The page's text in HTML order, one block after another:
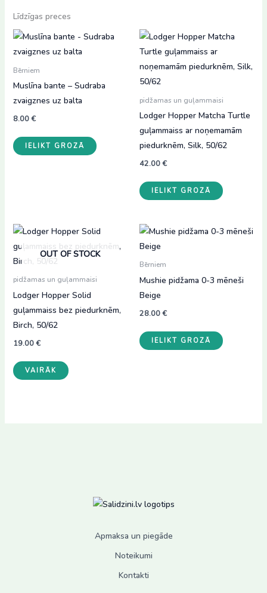
Līdzīgas preces
Bērniem
Muslīna bante – Sudraba
zvaigznes uz balta
8.00€
IELIKT GROZĀ
pidžamas un guļammaisi
Lodger Hopper Matcha Turtle
guļammaiss ar noņemamām
piedurknēm, Silk, 50/62
42.00€
IELIKT GROZĀ
OUT OF STOCK
pidžamas un guļammaisi
Lodger Hopper Solid
guļammaiss bez piedurknēm,
Birch, 50/62
19.00€
VAIRĀK
Bērniem
Mushie pidžama 0-3 mēneši
Beige
28.00€
IELIKT GROZĀ
Apmaksa un piegāde
Noteikumi
Kontakti